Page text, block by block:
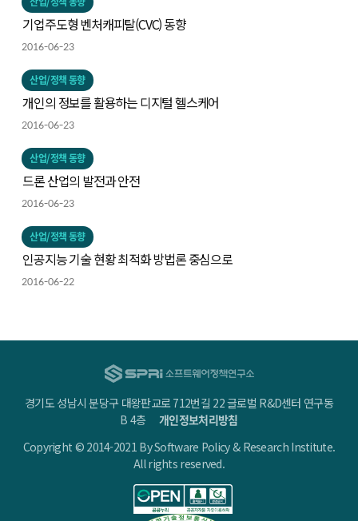
기업주도형 벤처캐피탈(CVC) 동향
2016-06-23
산업/정책 동향
개인의 정보를 활용하는 디지털 헬스케어
2016-06-23
산업/정책 동향
드론 산업의 발전과 안전
2016-06-23
산업/정책 동향
인공지능 기술 현황 최적화 방법론 중심으로
2016-06-22
경기도 성남시 분당구 대왕판교로 712번길 22 글로벌 R&D센터 연구동
B 4층개인정보처리방침
Copyright © 2014-2021 By Software Policy & Research Institute.
All rights reserved.